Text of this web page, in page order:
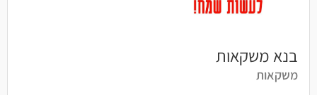
בנא משקאות
משקאות